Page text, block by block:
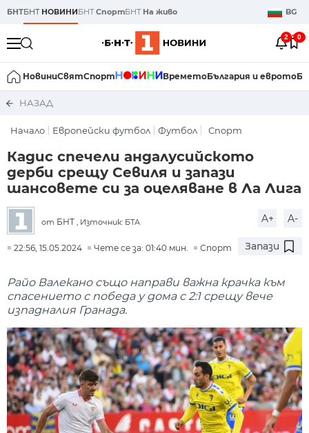
БНТБНТ НОВИНИБНТСпортБНТ На живо BG
2 0
НовиниСвятСпорт ВреметоБългария и еврото
НАЗАД
Начало Европейски футбол Футбол Спорт
Кадис спечели андалусийското
дерби срещу Севиля и запази
шансовете си за оцеляване в Ла Лига
от БНТ , Източник: БТА A+ A-
22:56, 15.05.2024 Чете се за: 01:40 мин. Спорт Запази
Райо Валекано също направи важна крачка към
спасението с победа у дома с 2:1 срещу вече
изпадналия Гранада.